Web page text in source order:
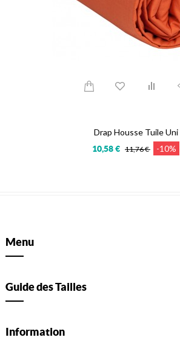
Drap Housse Tuile Uni
10,58 € 11,76 € -10%
Menu
Guide des Tailles
Information